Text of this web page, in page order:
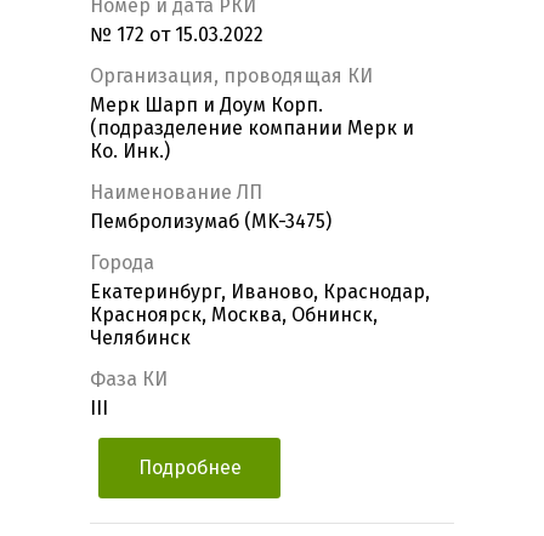
Номер и дата РКИ
№ 172 от 15.03.2022
Организация, проводящая КИ
Мерк Шарп и Доум Корп.
(подразделение компании Мерк и
Ко. Инк.)
Наименование ЛП
Пембролизумаб (MK-3475)
Города
Екатеринбург, Иваново, Краснодар,
Красноярск, Москва, Обнинск,
Челябинск
Фаза КИ
Подробнее